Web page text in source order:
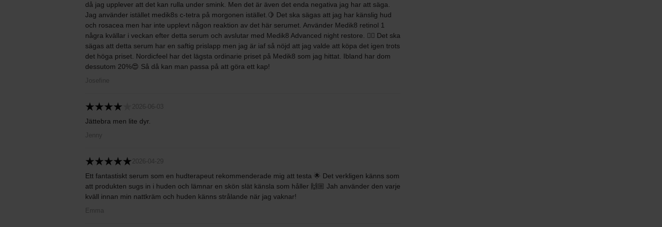
då jag upplever att det kan rulla under smink. Men det är även det enda negativa jag har att säga.
Jag använder istället medik8s c-tetra på morgonen istället.🍋 Det ska sägas att jag har känslig hud
och rosacea men har inte upplevt någon reaktion av det här serumet. Använder Medik8 retinol 1
några kvällar i veckan efter detta serum och avslutar med Medik8 Advanced night restore. 🧖‍♀️ Det ska
sägas att detta serum har en saftig prislapp men jag är iaf så nöjd att jag valde att köpa det igen trots
det höga priset. Nordicfeel har det lägsta ordinarie priset på Medik8 som jag hittat. Ibland har dom
dessutom 20%😍 Så då kan man passa på att göra ett kap!
Josefine
2026-06-03
Jättebra men lite dyr.
Jenny
2026-04-29
Ett fantastiskt serum som en hudterapeut rekommenderade mig att testa 🌟 Det verkligen känns som
att produkten sugs in i huden och lämnar en skön slät känsla som håller 🙌🏼 Jah använder den varje
kväll innan min nattkräm och huden känns strålande när jag vaknar!
Emma